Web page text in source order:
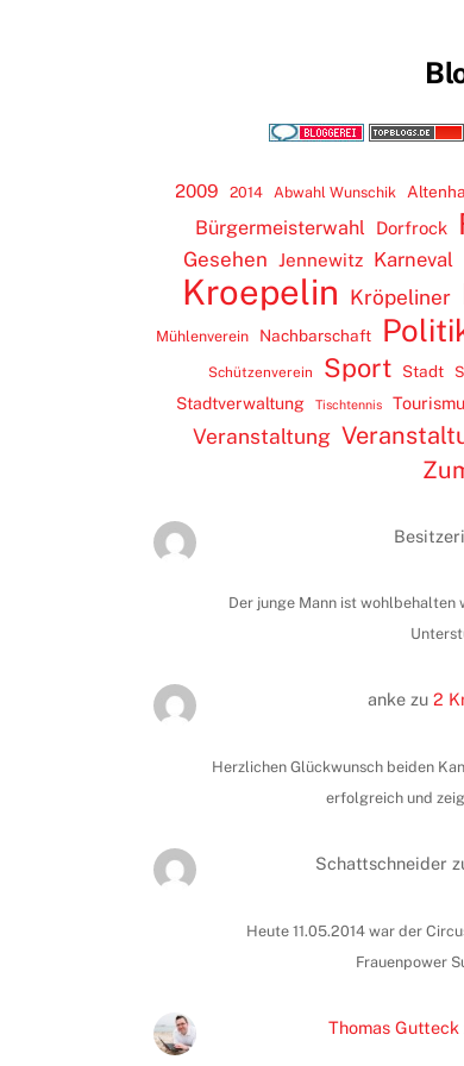
2009 2014 Abwahl Wunschik
Bürgermeisterwahl
Dorfrock
Gesehen Jennewitz Karneval
Kroepelin Kröpeliner
Mühlenverein Nachbarschaft
Schützenverein Sport Stadt
Stadtverwaltung Tischtennis
Veranstaltung
Der junge Mann ist
ankezu 2
Herzlichen Glückwunsch beiden
erfolgreich und
Schattschneider
Heute 11.05.2014 war der
Frauenpower
Thomas Gutteck